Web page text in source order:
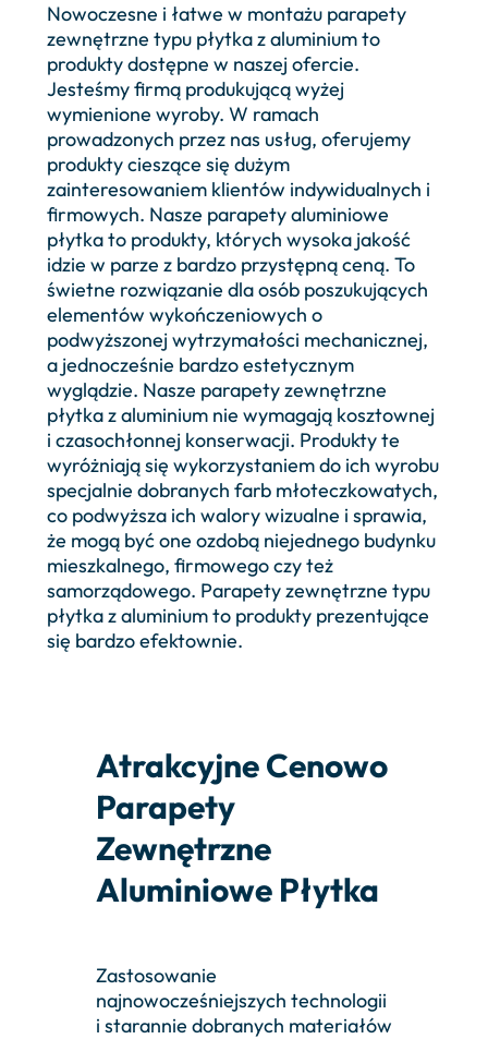
Nowoczesne i łatwe w montażu parapety
zewnętrzne typu płytka z aluminium to
produkty dostępne w naszej ofercie.
Jesteśmy firmą produkującą wyżej
wymienione wyroby. W ramach
prowadzonych przez nas usług, oferujemy
produkty cieszące się dużym
zainteresowaniem klientów indywidualnych i
firmowych. Nasze parapety aluminiowe
płytka to produkty, których wysoka jakość
idzie w parze z bardzo przystępną ceną. To
świetne rozwiązanie dla osób poszukujących
elementów wykończeniowych o
podwyższonej wytrzymałości mechanicznej,
a jednocześnie bardzo estetycznym
wyglądzie. Nasze parapety zewnętrzne
płytka z aluminium nie wymagają kosztownej
i czasochłonnej konserwacji. Produkty te
wyróżniają się wykorzystaniem do ich wyrobu
specjalnie dobranych farb młoteczkowatych,
co podwyższa ich walory wizualne i sprawia,
że mogą być one ozdobą niejednego budynku
mieszkalnego, firmowego czy też
samorządowego. Parapety zewnętrzne typu
płytka z aluminium to produkty prezentujące
się bardzo efektownie.
Atrakcyjne Cenowo
Parapety
Zewnętrzne
Aluminiowe Płytka
Zastosowanie
najnowocześniejszych technologii
i starannie dobranych materiałów